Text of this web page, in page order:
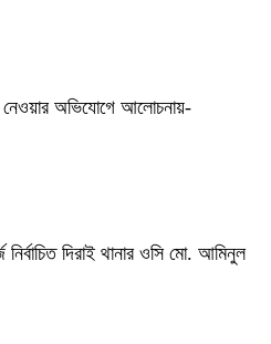
নেওয়ার অভিযোগে আলোচনায়-
নির্বাচিত দিরাই থানার ওসি মো. আমিনুল